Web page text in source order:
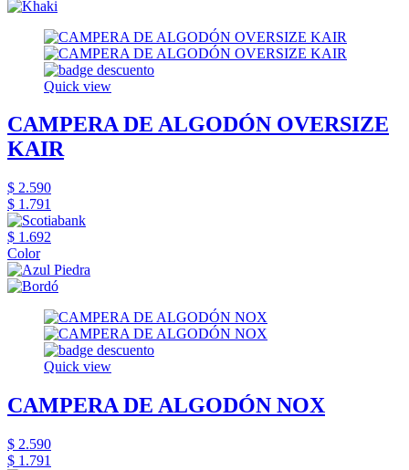
Quick view
CAMPERA DE ALGODÓN OVERSIZE
KAIR
$ 2.590
$ 1.791
$ 1.692
Color
Quick view
CAMPERA DE ALGODÓN NOX
$ 2.590
$ 1.791